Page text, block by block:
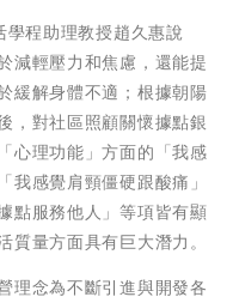
學程助理教授趙久惠說
減輕壓力和焦慮，還能提
緩解身體不適；根據朝陽
，對社區照顧關懷據點銀
心理功能」方面的「我感
感覺肩頸僵硬跟酸痛」
點服務他人」等項皆有顯
量方面具有巨大潛力。
理念為不斷引進與開發各